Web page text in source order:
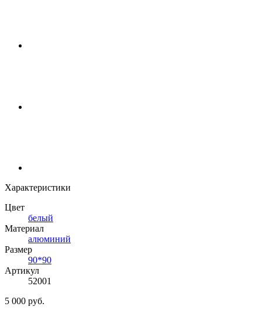
Характеристики
Цвет
белый
Материал
алюминий
Размер
90*90
Артикул
52001
5 000 руб.